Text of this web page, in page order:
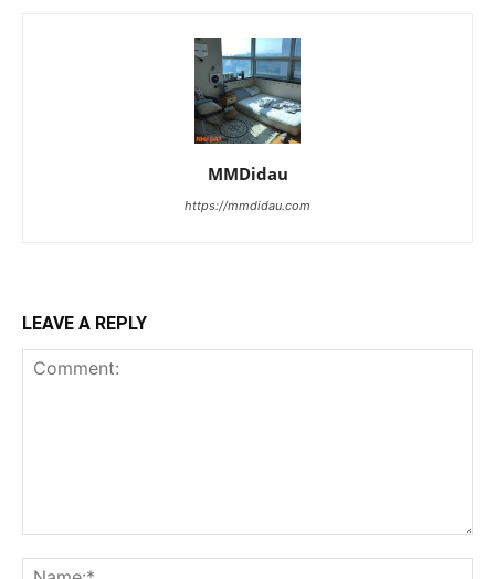
MMDidau
https://mmdidau.com
LEAVE A REPLY